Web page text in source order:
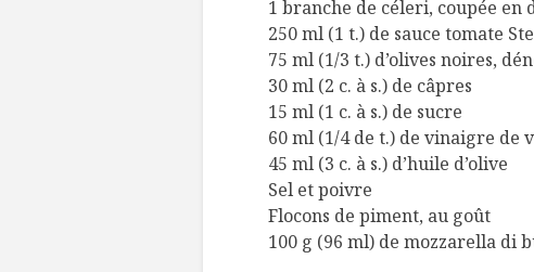
1 branche de céleri, coupée en
250 ml (1 t.) de sauce tomate
75 ml (1/3 t.) d’olives noires,
30 ml (2 c. à s.) de câpres
15 ml (1 c. à s.) de sucre
60 ml (1/4 de t.) de vinaigre de
45 ml (3 c. à s.) d’huile d’olive
Sel et poivre
Flocons de piment, au goût
100 g (96 ml) de mozzarella di